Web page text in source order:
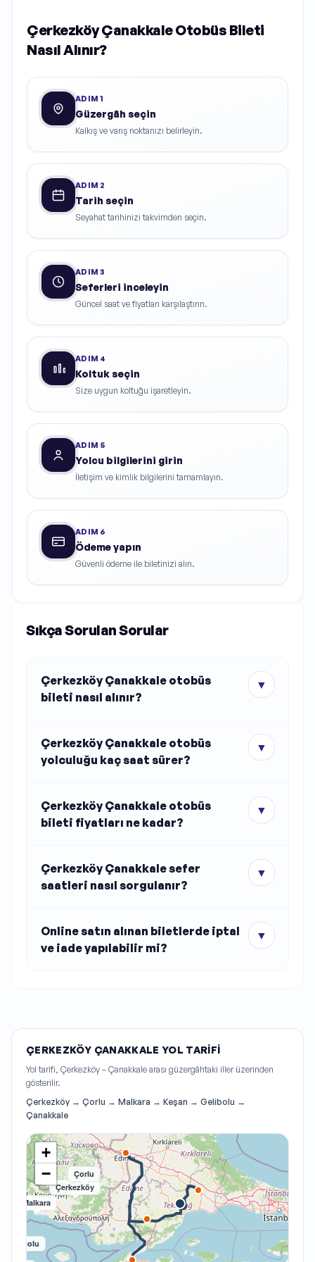
Çerkezköy Çanakkale Otobüs Bileti
Nasıl Alınır?
ADIM1
Güzergâh seçin
Kalkış ve varış noktanızı belirleyin.
ADIM 2
Tarih seçin
Seyahat tarihinizi takvimden seçin.
ADIM3
Seferleri inceleyin
Güncel saat ve fiyatları karşılaştırın.
ADIM 4
Koltuk seçin
Size uygun koltuğu işaretleyin.
ADIM 5
Yolcu bilgilerini girin
İletişim ve kimlik bilgilerini tamamlayın.
ADIM 6
Ödeme yapın
Güvenli ödeme ile biletinizi alın.
Sıkça Sorulan Sorular
Çerkezköy Çanakkale otobüs
bileti nasıl alınır?
▼
Çerkezköy Çanakkale otobüs
yolculuğu kaç saat sürer?
▼
Çerkezköy Çanakkale otobüs
bileti fiyatları ne kadar?
▼
Çerkezköy Çanakkale sefer
saatleri nasıl sorgulanır?
▼
Online satın alınan biletlerde iptal
ve iade yapılabilir mi?
▼
ÇERKEZKÖY ÇANAKKALE YOL TARIFI
Yol tarifi, Çerkezköy – Çanakkale arası güzergâhtaki iller üzerinden
gösterilir.
Çerkezköy → Çorlu → Malkara → Keşan → Gelibolu →
Çanakkale
Çerkezköy
Çorlu
Malkara
Gelibolu
+
−